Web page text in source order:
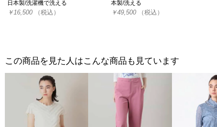
日本製/洗濯機で洗える
￥16,500 （税込）
本製/洗える
￥49,500 （税込）
この商品を見た人はこんな商品も見ています